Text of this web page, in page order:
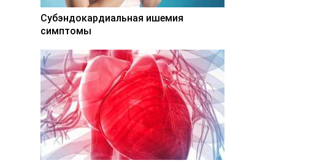
Субэндокардиальная ишемия
симптомы